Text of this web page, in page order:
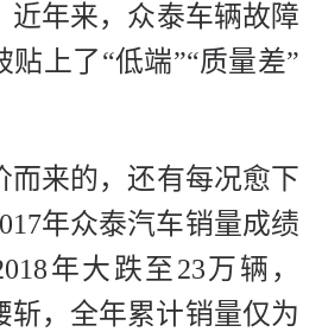
近年来，众泰车辆故障
贴上了“低端”“质量差”
而来的，还有每况愈下
年众泰汽车销量成绩
年大跌至23万辆，
斩，全年累计销量仅为